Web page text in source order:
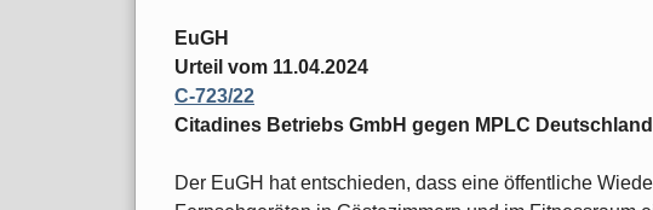
EuGH
Urteil vom 11.04.2024
C‑723/22
Citadines Betriebs GmbH gegen MPLC Deutschland
Der EuGH hat entschieden, dass eine öffentliche